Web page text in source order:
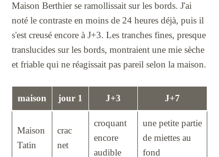
Maison Berthier se ramollissait sur les bords. J'ai
noté le contraste en moins de 24 heures déjà, puis il
s'est creusé encore à J+3. Les tranches fines, presque
translucides sur les bords, montraient une mie sèche
et friable qui ne réagissait pas pareil selon la maison.
maison jour 1 J+3 J+7
Maison
Tatin
crac
net
croquant
encore
audible
une petite partie
de miettes au
fond